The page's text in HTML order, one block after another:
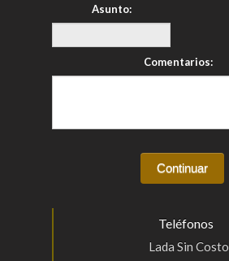
Asunto:
Comentarios:
Teléfonos
Lada Sin Costo